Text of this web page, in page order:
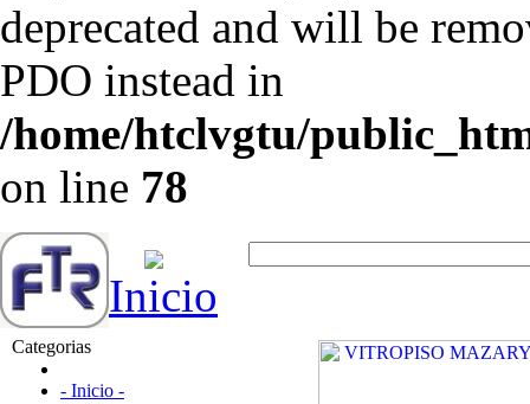
deprecated and will be
PDO instead in
/home/htclvgtu/
on line 78
Inicio
Categorias
- Inicio -